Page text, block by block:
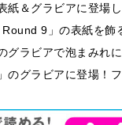
紙＆グラビアに登場
9」の表紙を
グラビアで泡まみれ
のグラビアに登場！